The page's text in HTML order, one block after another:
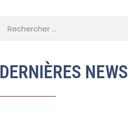
DERNIÈRES NEWS